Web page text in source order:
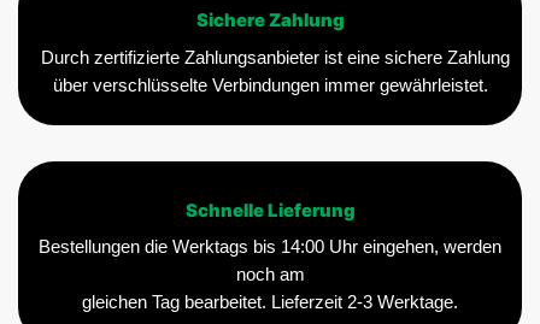
Sichere Zahlung
Durch zertifizierte Zahlungsanbieter ist eine sichere Zahlung
über verschlüsselte Verbindungen immer gewährleistet.
Schnelle Lieferung
Bestellungen die Werktags bis 14:00 Uhr eingehen, werden
noch am
gleichen Tag bearbeitet. Lieferzeit 2-3 Werktage.